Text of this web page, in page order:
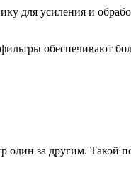
для усиления и
обеспечивают
за другим. Такой